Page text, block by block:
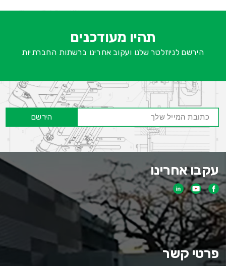
תהיו מעודכנים
הירשם לניוזלטר שלנו ועקוב אחרינו ברשתות החברתיות
הירשם
עקבו אחרינו
פרטי קשר